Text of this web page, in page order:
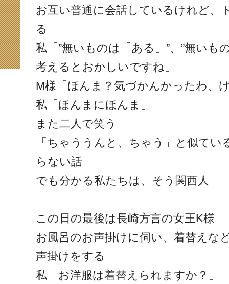
お互い普通に会話しているけれど、
る
私「”無いものは「ある」”、”無いも
考えるとおかしいですね」
M様「ほんま？気づかんかったわ、
私「ほんまにほんま」
また二人で笑う
「ちゃううんと、ちゃう」と似て
らない話
でも分かる私たちは、そう関西人
この日の最後は長崎方言の女王K様
お風呂のお声掛けに伺い、着替えな
声掛けをする
私「お洋服は着替えられますか？」